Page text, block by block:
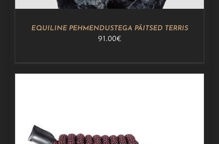
TOOTELEHEL.
EQUILINE PEHMENDUSTEGA PÄITSED TERRIS
91.00€